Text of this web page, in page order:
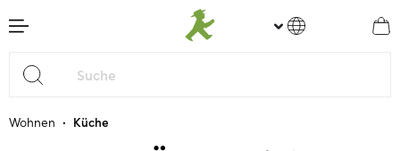
springen
Wohnen • Küche